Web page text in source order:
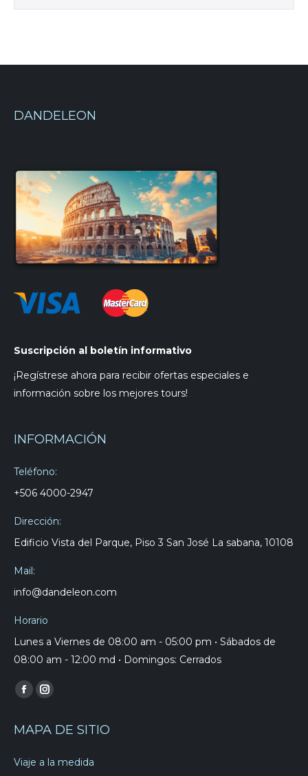
DANDELEON
Suscripción al boletín informativo
¡Regístrese ahora para recibir ofertas especiales e
información sobre los mejores tours!
INFORMACIÓN
Teléfono:
+506 4000-2947
Dirección:
Edificio Vista del Parque, Piso 3 San José La sabana, 10108
Mail:
info@dandeleon.com
Horario
Lunes a Viernes de 08:00 am - 05:00 pm • Sábados de
08:00 am - 12:00 md • Domingos: Cerrados
Find us on:
Facebook
opens
new
Instagram
opens
new
MAPA DE SITIO
Viaje a la medida